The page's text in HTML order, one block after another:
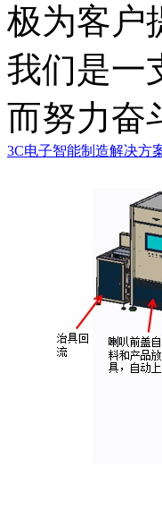
极为客户
我们是一
而努力奋
3C电子智能制造解决方